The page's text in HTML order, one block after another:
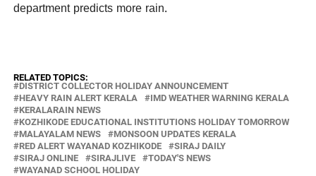
department predicts more rain.
RELATED TOPICS:
DISTRICT COLLECTOR HOLIDAY ANNOUNCEMENT
HEAVY RAIN ALERT KERALA
IMD WEATHER WARNING KERALA
KERALARAIN NEWS
KOZHIKODE EDUCATIONAL INSTITUTIONS HOLIDAY TOMORROW
MALAYALAM NEWS
MONSOON UPDATES KERALA
RED ALERT WAYANAD KOZHIKODE
SIRAJ DAILY
SIRAJ ONLINE
SIRAJLIVE
TODAY'S NEWS
WAYANAD SCHOOL HOLIDAY